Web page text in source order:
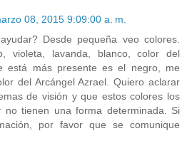
08, 2015 9:09:00 a. m.
Desde pequeña veo colores.
violeta, lavanda, blanco, color del
está más presente es el negro, me
del Arcángel Azrael. Quiero aclarar
de visión y que estos colores los
no tienen una forma determinada. Si
por favor que se comunique